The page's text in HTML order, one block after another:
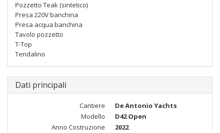
Pozzetto Teak (sintetico)
Presa 220V banchina
Presa acqua banchina
Tavolo pozzetto
T-Top
Tendalino
Dati principali
Cantiere
De Antonio Yachts
Modello
D42 Open
Anno Costruzione
2022